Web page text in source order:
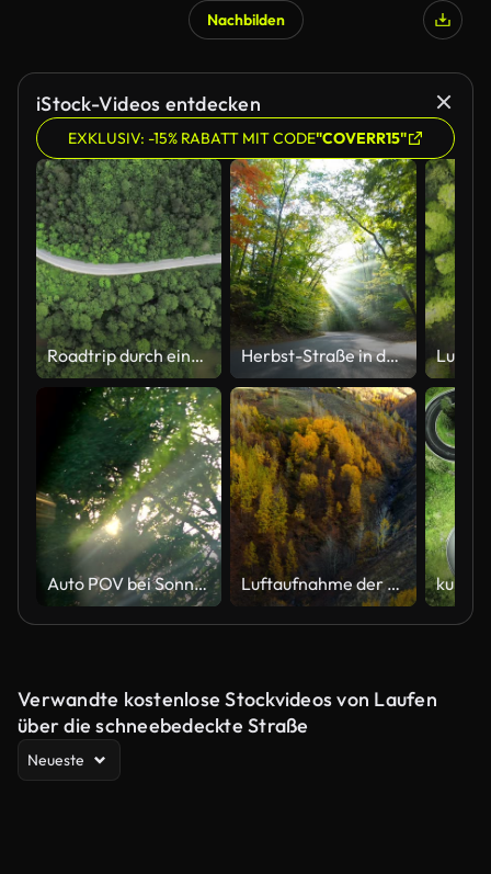
Nachbilden
iStock-Videos entdecken
EXKLUSIV: -15% RABATT MIT CODE"COVERR15"
Roadtrip durch einen Wald Herbst-Straße in den White Mountains in New Hampshire
Auto POV bei Sonnenlicht im Wald in 4K Zeitlupe 60fps Luftaufnahme der Landstraße im sonnigen Herbstwald. Weißer Geländewagen fährt zwischen herbstlich gefärbten Bäumen.
Verwandte kostenlose Stockvideos von Laufen
über die schneebedeckte Straße
Neueste